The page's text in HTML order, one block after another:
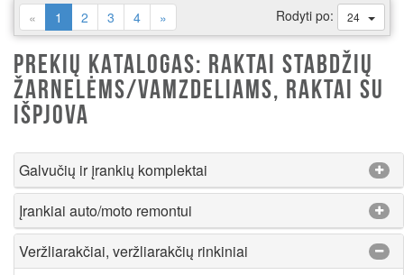
« 1 (current)
2 3 4 » Rodyti po: 24
PREKIŲ KATALOGAS: RAKTAI STABDŽIŲ
ŽARNELĖMS/VAMZDELIAMS, RAKTAI SU
IŠPJOVA
Galvučių ir įrankių komplektai
Įrankiai auto/moto remontui
Veržliarakčiai, veržliarakčių rinkiniai